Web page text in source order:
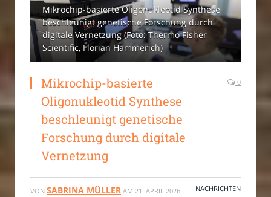
Mikrochip-basierte Oligonukleotid Synthese
beschleunigt genetische Forschung durch
digitale Vernetzung (Foto: Thermo Fisher
Scientific, Florian Hammerich)
Mikrochip-basierte
Oligonukleotid Synthese
beschleunigt genetische
Forschung durch digitale
Vernetzung
0
VON SABRINA MÜLLER AM 21. APRIL 2026 NACHRICHTEN